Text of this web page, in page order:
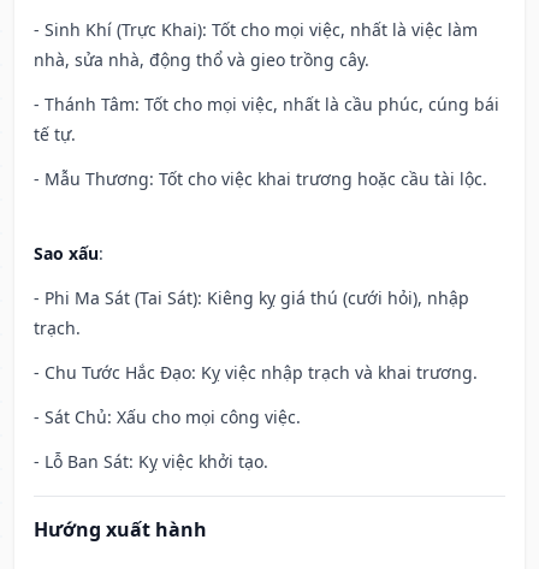
- Sinh Khí (Trực Khai): Tốt cho mọi việc, nhất là việc làm
nhà, sửa nhà, động thổ và gieo trồng cây.
- Thánh Tâm: Tốt cho mọi việc, nhất là cầu phúc, cúng bái
tế tự.
- Mẫu Thương: Tốt cho việc khai trương hoặc cầu tài lộc.
Sao xấu:
- Phi Ma Sát (Tai Sát): Kiêng kỵ giá thú (cưới hỏi), nhập
trạch.
- Chu Tước Hắc Đạo: Kỵ việc nhập trạch và khai trương.
- Sát Chủ: Xấu cho mọi công việc.
- Lỗ Ban Sát: Kỵ việc khởi tạo.
Hướng xuất hành